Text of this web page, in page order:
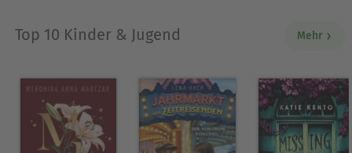
Top 10 Kinder & Jugend Mehr